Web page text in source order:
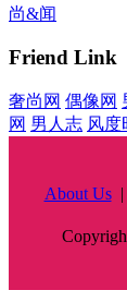
尚&闻
Friend Link
奢尚网 偶像网
网 男人志 风度
About Us|